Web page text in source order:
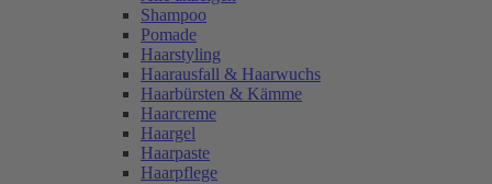
Shampoo
Pomade
Haarstyling
Haarausfall & Haarwuchs
Haarbürsten & Kämme
Haarcreme
Haargel
Haarpaste
Haarpflege